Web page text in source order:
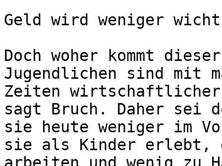
Geld wird weniger
Doch woher kommt
Jugendlichen sind mit
Zeiten wirtschaftlicher
sagt Bruch. Daher sei
sie heute weniger im
sie als Kinder erlebt,